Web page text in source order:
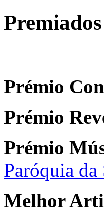
Prémio
Prémio
Prémio
Paróquia
Melhor